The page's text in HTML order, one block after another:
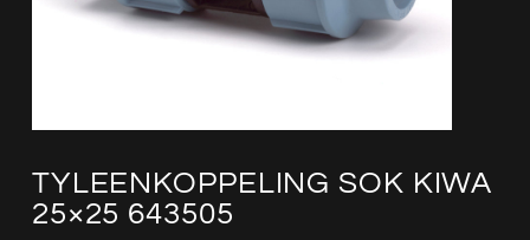
TYLEENKOPPELING SOK KIWA
25×25 643505